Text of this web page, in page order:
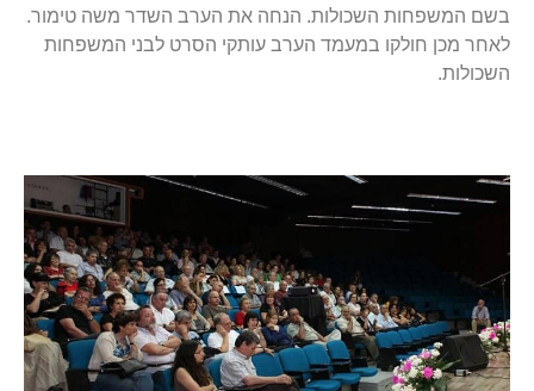
בשם המשפחות השכולות. הנחה את הערב השדר משה טימור.
לאחר מכן חולקו במעמד הערב עותקי הסרט לבני המשפחות
השכולות.